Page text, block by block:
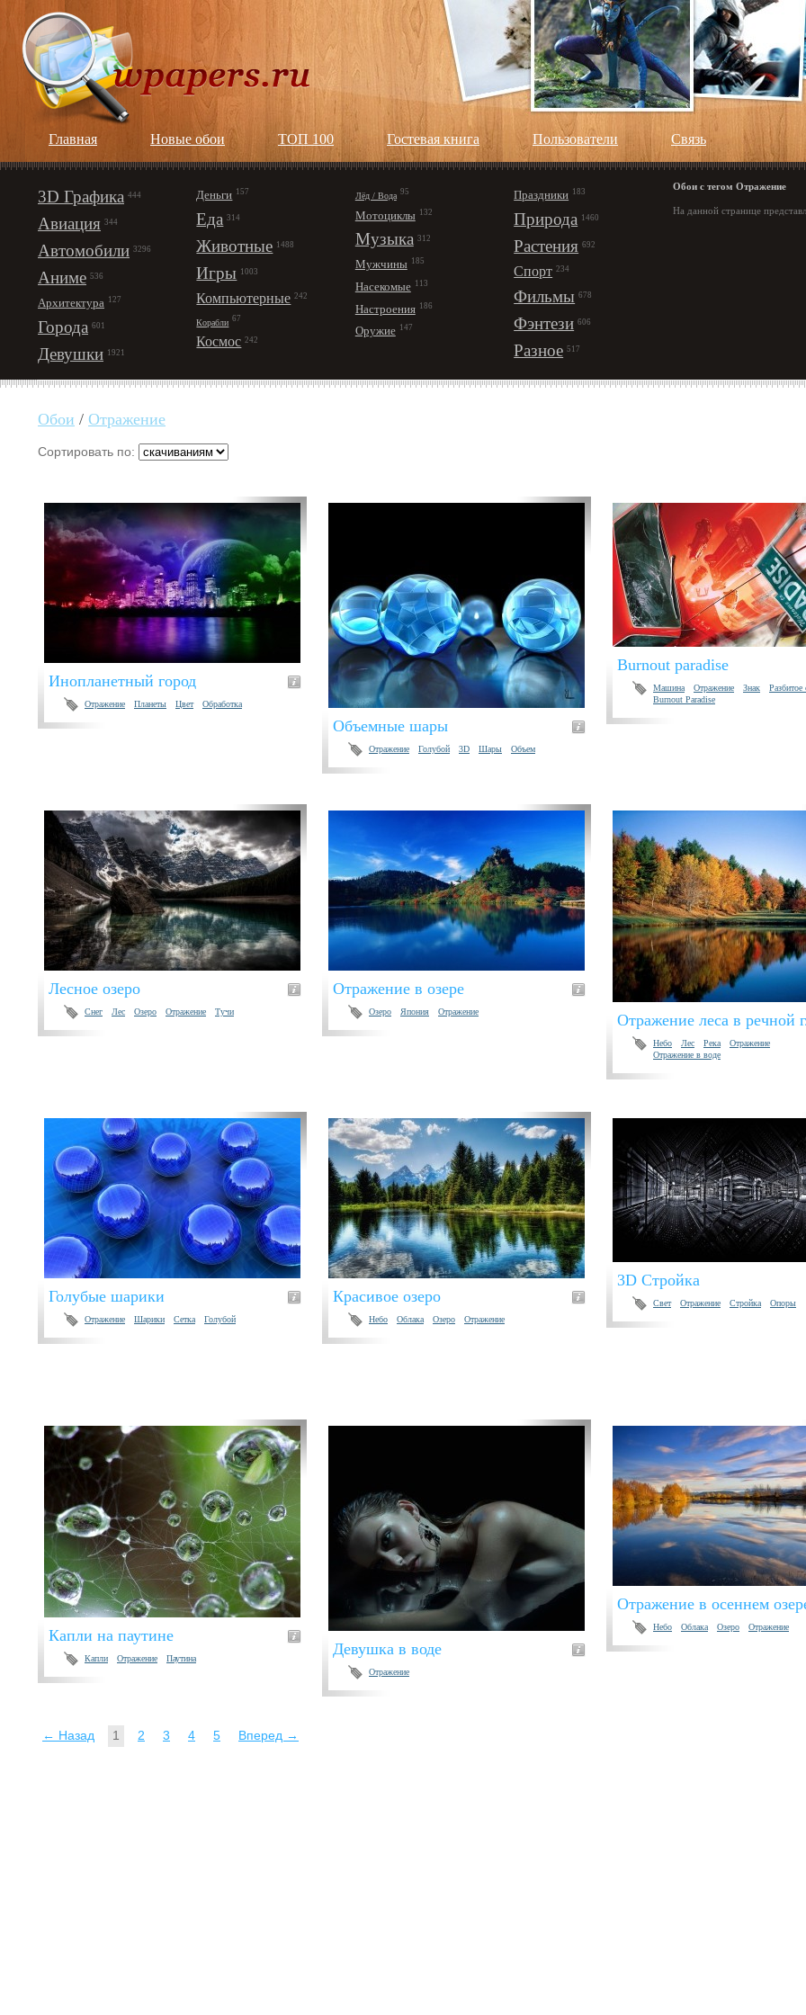
Главная Новые обои ТОП 100 Гостевая книга Пользователи Cвязь
3D Графика 444
Авиация 344
Автомобили 3296
Аниме 536
Архитектура 127
Города 601
Девушки 1921
Деньги 157
Еда 314
Животные 1488
Игры 1003
Компьютерные 242
Корабли 67
Космос 242
Лёд / Вода 95
Мотоциклы 132
Музыка 312
Мужчины 185
Насекомые 113
Настроения 186
Оружие 147
Праздники 183
Природа 1460
Растения 692
Спорт 234
Фильмы 678
Фэнтези 606
Разное 517
Обои с тегом Отражение
На данной странице
Обои / Отражение
Сортировать по:
Инопланетный город
Отражение Планеты Цвет Обработка
Объемные шары
Отражение Голубой 3D Шары Объем
Burnout paradise
Машина Отражение Знак
Разбитое
Burnout Paradise
Лесное озеро
Снег Лес Озеро Отражение Тучи
Отражение в озере
Озеро Япония Отражение Отражение леса в речной
Небо Лес Река
Отражение
Отражение в воде
Голубые шарики
Отражение Шарики Сетка Голубой
Красивое озеро
Небо Облака Озеро Отражение
3D Стройка
Свет Отражение Стройка Опоры
Капли на паутине
Капли Отражение Паутина
Девушка в воде
Отражение
Отражение в осеннем
Небо Облака Озеро Отражение
← Назад 1 2 3 4 5 Вперед →